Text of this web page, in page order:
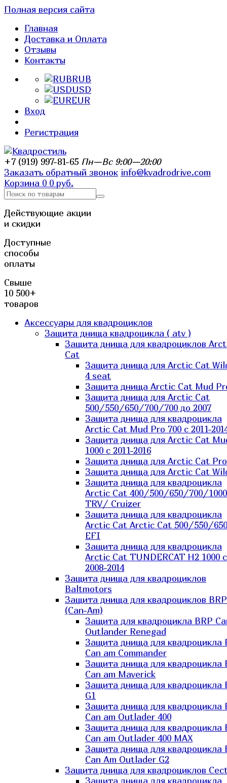
Полная версия сайта
Главная
Доставка и Оплата
Отзывы
Контакты
RUB
USD
EUR
Вход
Регистрация
+7 (919) 997-81-65 Пн—Вс 9:00—20:00
Заказать обратный звонок info@kvadrodrive.com
Корзина 0 0 руб.
Действующие акции
и скидки
Доступные
способы
оплаты
Свыше
10 500+
товаров
Аксессуары для квадроциклов
Защита днища квадроцикла ( atv )
Защита днища для квадроциклов
Cat
Защита днища для Arctic Cat
4 seat
Защита днища Arctic Cat Mud
Защита днища для Arctic Cat
500/550/650/700/700 до 2007
Защита днища для квадроцикла
Arctic Cat Mud Pro 700 с 2011-
Защита днища для Arctic Cat
1000 c 2011-2016
Защита днища для Arctic Cat
Защита днища для Arctic Cat
Защита днища для квадроцикла
Arctic Cat 400/500/650/700/1000
TRV/ Cruizer
Защита днища для квадроцикла
Arctic Cat Arctic Cat 500/550/
EFI
Защита днища для квадроцикла
Arctic Cat TUNDERCAT H2 1000 c
2008-2014
Защита днища для квадроциклов
Baltmotors
Защита днища для квадроциклов BRP
(Can-Am)
Защита для квадроцикла BRP
Outlander Renegad
Защита днища для квадроцикла
Can am Commander
Защита днища для квадроцикла
Can am Maverick
Защита днища для квадроцикла
G1
Защита днища для квадроцикла
Can am Outlader 400
Защита днища для квадроцикла
Can am Outlader 400 MAX
Защита днища для квадроцикла
Can Аm Outlader G2
Защита днища для квадроциклов
Защита днища для квадроцикла